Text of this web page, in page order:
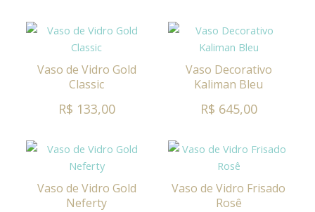
Vaso de Vidro Gold
Classic
R$ 133,00
Vaso Decorativo
Kaliman Bleu
R$ 645,00
Vaso de Vidro Gold
Neferty
Vaso de Vidro Frisado
Rosê